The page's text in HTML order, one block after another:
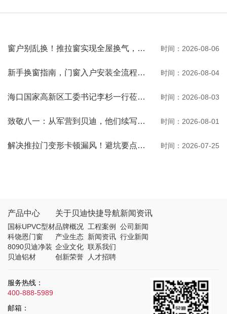
窗户别乱换！推拉窗实现全屋换气，观景通风两不误 时间：2026-08-06
新手换窗指南，门窗入户安装全流程一次性讲清 时间：2026-08-04
海口国家高新区工委书记李杉一行莅临河南贝迪考察交流 时间：2026-08-03
致敬八一：从军营到贝迪，他们续写荣光 时间：2026-08-01
解决推拉门变形卡顿漏风！避坑要点与选购秘诀 时间：2026-07-25
产品中心
国标UPVC型材
科饶恩门窗
8090贝迪净装
贝迪铝材
关于贝迪
品牌概况
产业生态
企业文化
创新荣誉
快捷导航
工程案例
新闻资讯
联系我们
人才招聘
新闻资讯
公司新闻
行业新闻
服务热线：
400-888-5989
邮箱：